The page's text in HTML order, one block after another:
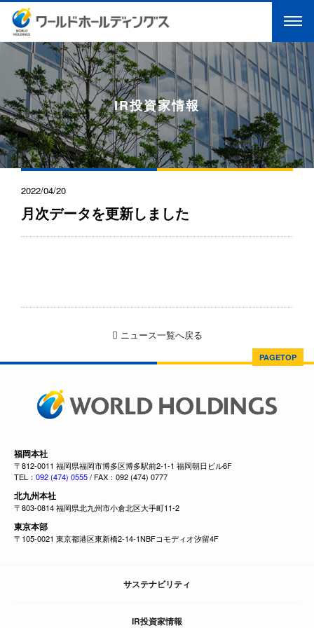
IR投資家情報
2022/04/20
月次データを更新しました
ニュース一覧へ戻る
PAGETOP
福岡本社
〒812-0011 福岡県福岡市博多区博多駅前2-1-1 福岡朝日ビル6F
TEL： 092 (474) 0555/ FAX：092 (474) 0777
北九州本社
〒803-0814 福岡県北九州市小倉北区大手町11-2
東京本部
〒105-0021 東京都港区東新橋2-14-1NBFコモディオ汐留4F
サステナビリティ
IR投資家情報